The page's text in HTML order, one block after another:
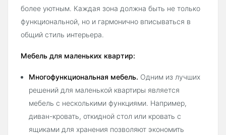
более уютным. Каждая зона должна быть не только
функциональной, но и гармонично вписываться в
общий стиль интерьера.
Мебель для маленьких квартир:
Многофункциональная мебель. Одним из лучших
решений для маленькой квартиры является
мебель с несколькими функциями. Например,
диван-кровать, откидной стол или кровать с
ящиками для хранения позволяют экономить